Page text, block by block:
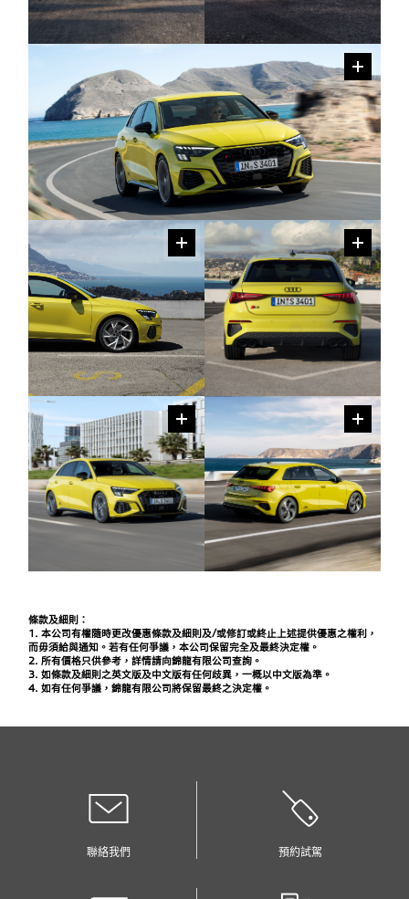
條款及細則：
1. 本公司有權隨時更改優惠條款及細則及/或修訂或終止上述提供優惠之權利，
而毋須給與通知。若有任何爭議，本公司保留完全及最終決定權。
2. 所有價格只供參考，詳情請向錦龍有限公司查詢。
3. 如條款及細則之英文版及中文版有任何歧異，一概以中文版為準。
4. 如有任何爭議，錦龍有限公司將保留最終之決定權。
聯絡我們 預約試駕